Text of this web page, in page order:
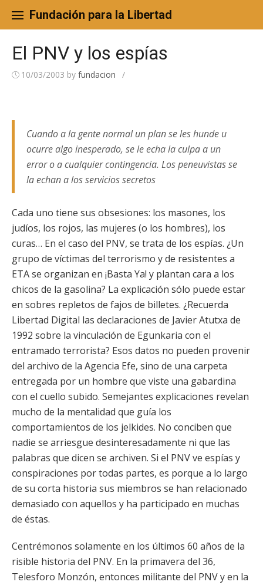
content
Fundación para la Libertad
El PNV y los espías
10/03/2003 by fundacion /
Cuando a la gente normal un plan se les hunde u
ocurre algo inesperado, se le echa la culpa a un
error o a cualquier contingencia. Los peneuvistas se
la echan a los servicios secretos
Cada uno tiene sus obsesiones: los masones, los
judíos, los rojos, las mujeres (o los hombres), los
curas… En el caso del PNV, se trata de los espías. ¿Un
grupo de víctimas del terrorismo y de resistentes a
ETA se organizan en ¡Basta Ya! y plantan cara a los
chicos de la gasolina? La explicación sólo puede estar
en sobres repletos de fajos de billetes. ¿Recuerda
Libertad Digital las declaraciones de Javier Atutxa de
1992 sobre la vinculación de Egunkaria con el
entramado terrorista? Esos datos no pueden provenir
del archivo de la Agencia Efe, sino de una carpeta
entregada por un hombre que viste una gabardina
con el cuello subido. Semejantes explicaciones revelan
mucho de la mentalidad que guía los
comportamientos de los jelkides. No conciben que
nadie se arriesgue desinteresadamente ni que las
palabras que dicen se archiven. Si el PNV ve espías y
conspiraciones por todas partes, es porque a lo largo
de su corta historia sus miembros se han relacionado
demasiado con aquellos y ha participado en muchas
de éstas.
Centrémonos solamente en los últimos 60 años de la
risible historia del PNV. En la primavera del 36,
Telesforo Monzón, entonces militante del PNV y en la